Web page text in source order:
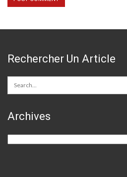
Rechercher Un Article
Archives